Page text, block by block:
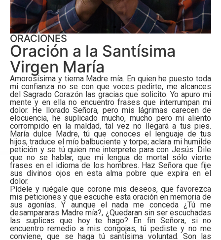
Oraciones
Selección de oraciones para todos los momentos de la
vida
Oraciones
Oremos por la Paz
Oraciones
Selección de oraciones para todos los momentos de la
vida
Oraciones
Oremos por la Paz
Oraciones
Selección de oraciones para todos los momentos de la
vida
Oraciones
Oremos por la Paz
ORACIONES
Oración a la Santísima
Virgen María
Amorosísima y tierna Madre mía. En quien he puesto toda
mi confianza no se con que voces pedirte, me alcances
del Sagrado Corazón las gracias que solicito. Yo apuro mi
mente y en ella no encuentro frases que interrumpan mi
dolor. He llorado Señora, pero mis lágrimas carecen de
elocuencia, he suplicado mucho, mucho pero mi aliento
corrompido en la maldad, tal vez no llegará a tus pies.
María dulce Madre, tú que conoces el lenguaje de tus
hijos, traduce el mío balbuciente y torpe; aclara mi humilde
petición y se tú quien me interprete para con Jesús: Dile
que no se hablar, que mi lengua de mortal sólo vierte
frases en el idioma de los hombres. Haz Señora que fije
sus divinos ojos en esta alma pobre que expira en el
dolor.
Pídele y ruégale que corone mis deseos, que favorezca
mis peticiones y que escuche esta oración en memoria de
sus agonías. Y aunque el nada me conceda ¿Tú me
desampararas Madre mía?, ¿Quedaran sin ser escuchadas
las suplicas que hoy te hago? En fin Señora, si no
encuentro remedio a mis congojas, tú pediste y no me
conviene, que se haga tú santísima voluntad. Son las